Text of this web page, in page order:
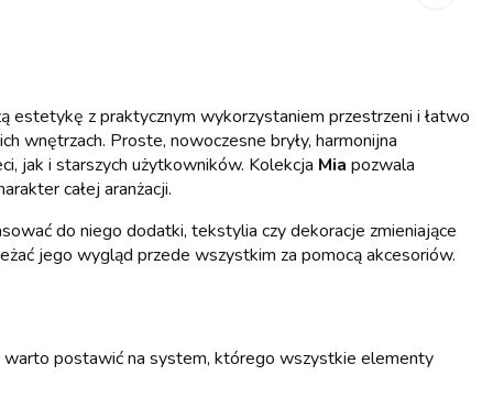
estetykę z praktycznym wykorzystaniem przestrzeni i łatwo
wnętrzach. Proste, nowoczesne bryły, harmonijna
jak i starszych użytkowników. Kolekcja Mia pozwala
całej aranżacji.
do niego dodatki, tekstylia czy dekoracje zmieniające
jego wygląd przede wszystkim za pomocą akcesoriów.
warto postawić na system, którego wszystkie elementy